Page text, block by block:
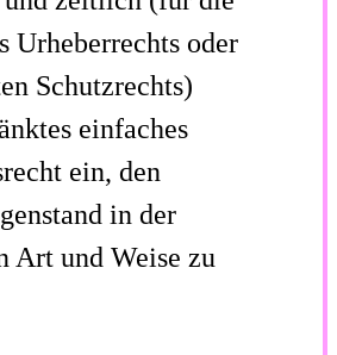
Urheberrechts oder
Schutzrechts)
einfaches
ein, den
in der
Art und Weise zu